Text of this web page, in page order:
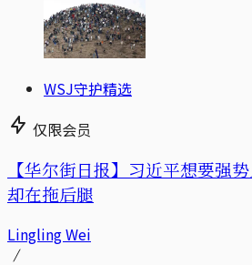
WSJ守护精选
仅限会员
【华尔街日报】习近平想要强
却在拖后腿
Lingling Wei